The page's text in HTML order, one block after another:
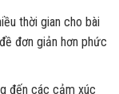
thời gian cho bài
đơn giản hơn phức
đến các cảm xúc